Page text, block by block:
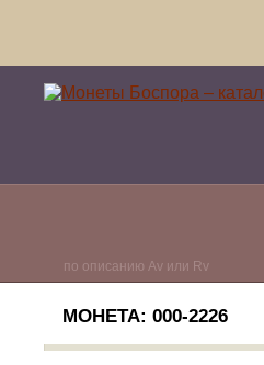
по описанию Av или Rv
МОНЕТА: 000-2226